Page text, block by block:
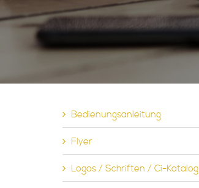
Bedienungsanleitung
Flyer
Logos / Schriften / Ci-Katalog